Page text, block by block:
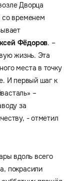
Дворца
со временем
Фёдоров. –
жизнь. Эта
места в точку
И первый шаг к
–
за
- отметил
вдоль всего
покрасили